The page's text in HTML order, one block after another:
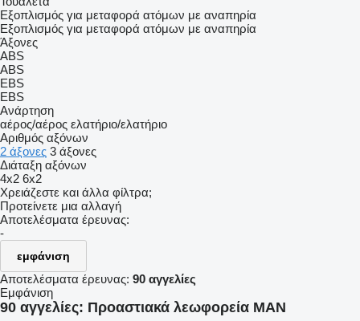
Εξοπλισμός για μεταφορά ατόμων με αναπηρία
Εξοπλισμός για μεταφορά ατόμων με αναπηρία
Άξονες
ABS
ABS
EBS
EBS
Ανάρτηση
αέρος/αέρος ελατήριο/ελατήριο
Αριθμός αξόνων
2 άξονες 3 άξονες
Διάταξη αξόνων
4x2 6x2
Χρειάζεστε και άλλα φίλτρα;
Προτείνετε μια αλλαγή
Αποτελέσματα έρευνας:
-
εμφάνιση
Αποτελέσματα έρευνας: 90 αγγελίες
Εμφάνιση
90 αγγελίες: Προαστιακά λεωφορεία MAN